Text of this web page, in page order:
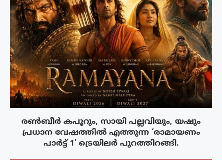
രൺബീർ കപൂറും, സായി പല്ലവിയും, യഷും
പ്രധാന വേഷത്തിൽ എത്തുന്ന ‘രാമായണം
പാർട്ട് 1’ ട്രെയിലർ പുറത്തിറങ്ങി.